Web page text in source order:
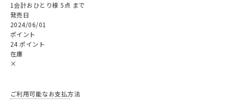
1会計おひとり様 5点 まで
発売日
2024/06/01
ポイント
24 ポイント
在庫
×
ご利用可能なお支払方法